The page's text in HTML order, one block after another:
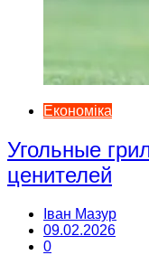
Економіка
Угольные
ценителей
Іван Мазур
09.02.2026
0